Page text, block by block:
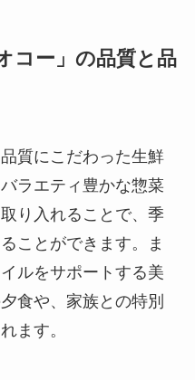
コー」の品質と品
質にこだわった生鮮
ラエティ豊かな惣菜
り入れることで、季
ことができます。ま
ルをサポートする美
食や、家族との特別
ます。